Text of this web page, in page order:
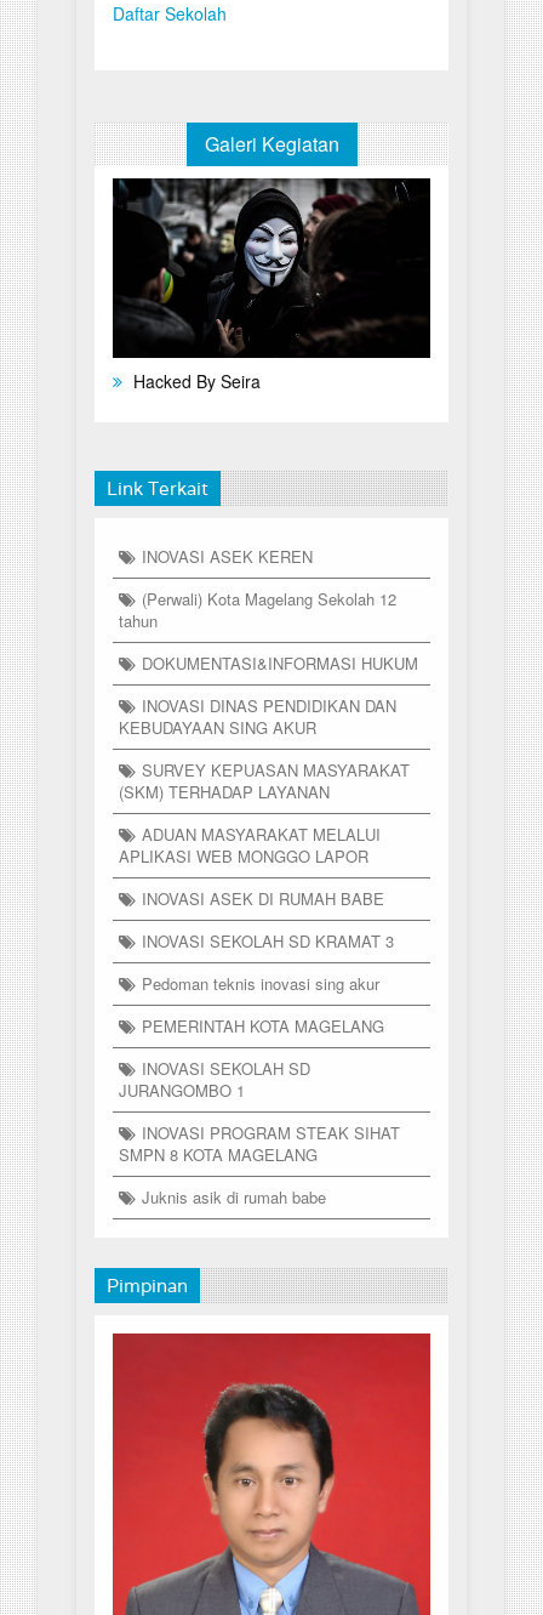
Daftar Sekolah
Galeri Kegiatan
Hacked By Seira
Link Terkait
INOVASI ASEK KEREN
(Perwali) Kota Magelang Sekolah 12
tahun
DOKUMENTASI&INFORMASI HUKUM
INOVASI DINAS PENDIDIKAN DAN
KEBUDAYAAN SING AKUR
SURVEY KEPUASAN MASYARAKAT
(SKM) TERHADAP LAYANAN
ADUAN MASYARAKAT MELALUI
APLIKASI WEB MONGGO LAPOR
INOVASI ASEK DI RUMAH BABE
INOVASI SEKOLAH SD KRAMAT 3
Pedoman teknis inovasi sing akur
PEMERINTAH KOTA MAGELANG
INOVASI SEKOLAH SD
JURANGOMBO 1
INOVASI PROGRAM STEAK SIHAT
SMPN 8 KOTA MAGELANG
Juknis asik di rumah babe
Pimpinan